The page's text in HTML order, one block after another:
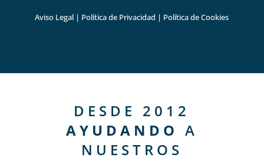
Aviso Legal | Política de Privacidad | Política de Cookies
DESDE 2012
AYUDANDO A
NUESTROS